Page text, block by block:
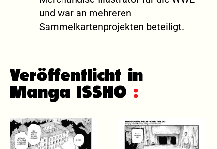
und war an mehreren
Sammelkartenprojekten beteiligt.
Veröffentlicht in
Manga ISSHO :